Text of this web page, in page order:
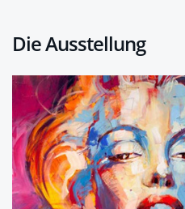
Die Ausstellung